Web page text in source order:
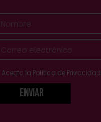
Acepto la Política de Privacidad
Enviar